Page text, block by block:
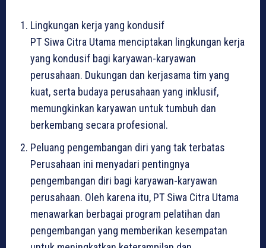
Lingkungan kerja yang kondusif
PT Siwa Citra Utama menciptakan lingkungan kerja
yang kondusif bagi karyawan-karyawan
perusahaan. Dukungan dan kerjasama tim yang
kuat, serta budaya perusahaan yang inklusif,
memungkinkan karyawan untuk tumbuh dan
berkembang secara profesional.
Peluang pengembangan diri yang tak terbatas
Perusahaan ini menyadari pentingnya
pengembangan diri bagi karyawan-karyawan
perusahaan. Oleh karena itu, PT Siwa Citra Utama
menawarkan berbagai program pelatihan dan
pengembangan yang memberikan kesempatan